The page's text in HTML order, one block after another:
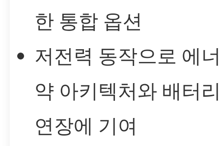
한 통합 옵션
저전력 동작으로 에
약 아키텍처와 배터
연장에 기여